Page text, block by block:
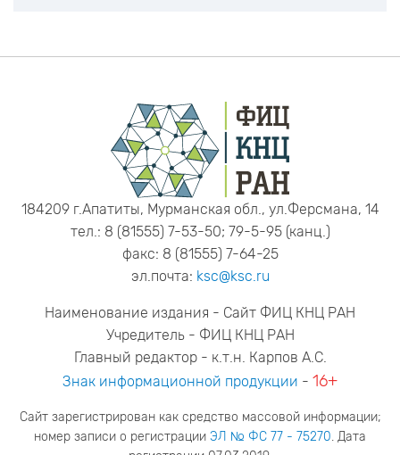
184209 г.Апатиты, Мурманская обл., ул.Ферсмана, 14
тел.: 8 (81555) 7-53-50; 79-5-95 (канц.)
факс: 8 (81555) 7-64-25
эл.почта: ksc@ksc.ru
Наименование издания - Сайт ФИЦ КНЦ РАН
Учредитель - ФИЦ КНЦ РАН
Главный редактор - к.т.н. Карпов А.С.
Знак информационной продукции - 16+
Сайт зарегистрирован как средство массовой информации;
номер записи о регистрации ЭЛ № ФС 77 - 75270. Дата